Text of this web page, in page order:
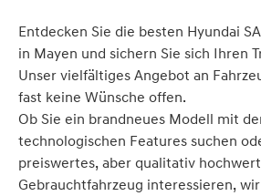
Entdecken Sie die besten Hyundai
in Mayen und sichern Sie sich Ihren
Unser vielfältiges Angebot an
fast keine Wünsche offen.
Ob Sie ein brandneues Modell mit
technologischen Features suchen
preiswertes, aber qualitativ
Gebrauchtfahrzeug interessieren,